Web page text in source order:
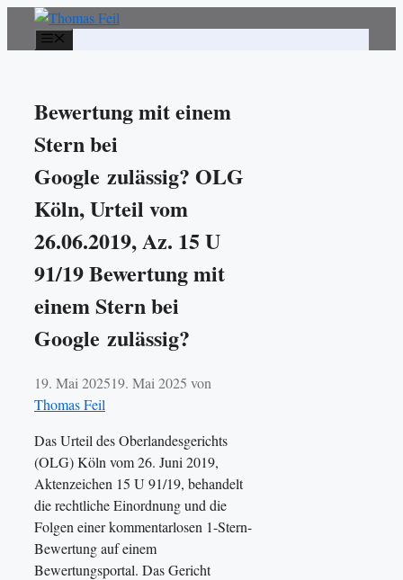
Bewertung mit einem
Stern bei
Google zulässig? OLG
Köln, Urteil vom
26.06.2019, Az. 15 U
91/19 Bewertung mit
einem Stern bei
Google zulässig?
19. Mai 202519. Mai 2025 von
Thomas Feil
Das Urteil des Oberlandesgerichts
(OLG) Köln vom 26. Juni 2019,
Aktenzeichen 15 U 91/19, behandelt
die rechtliche Einordnung und die
Folgen einer kommentarlosen 1-Stern-
Bewertung auf einem
Bewertungsportal. Das Gericht